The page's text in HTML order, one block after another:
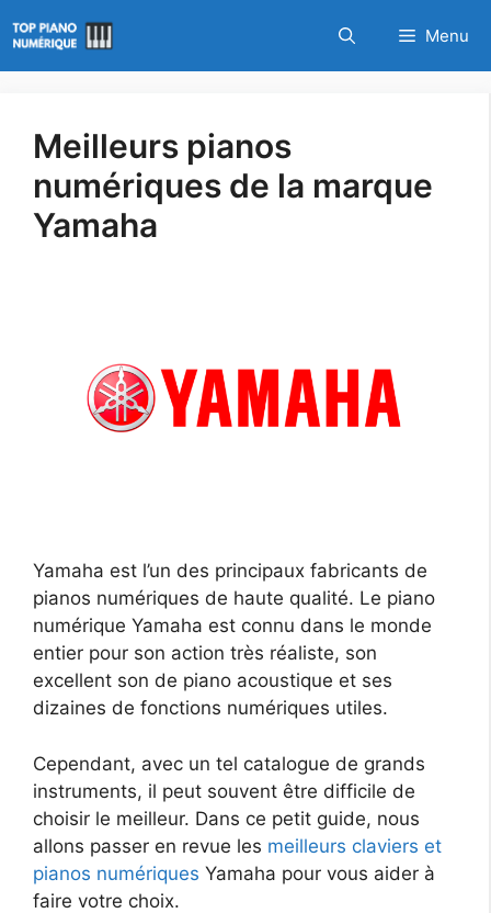
au
contenu
Menu
Meilleurs pianos
numériques de la marque
Yamaha
Yamaha est l’un des principaux fabricants de
pianos numériques de haute qualité. Le piano
numérique Yamaha est connu dans le monde
entier pour son action très réaliste, son
excellent son de piano acoustique et ses
dizaines de fonctions numériques utiles.
Cependant, avec un tel catalogue de grands
instruments, il peut souvent être difficile de
choisir le meilleur. Dans ce petit guide, nous
allons passer en revue les meilleurs claviers et
pianos numériques Yamaha pour vous aider à
faire votre choix.